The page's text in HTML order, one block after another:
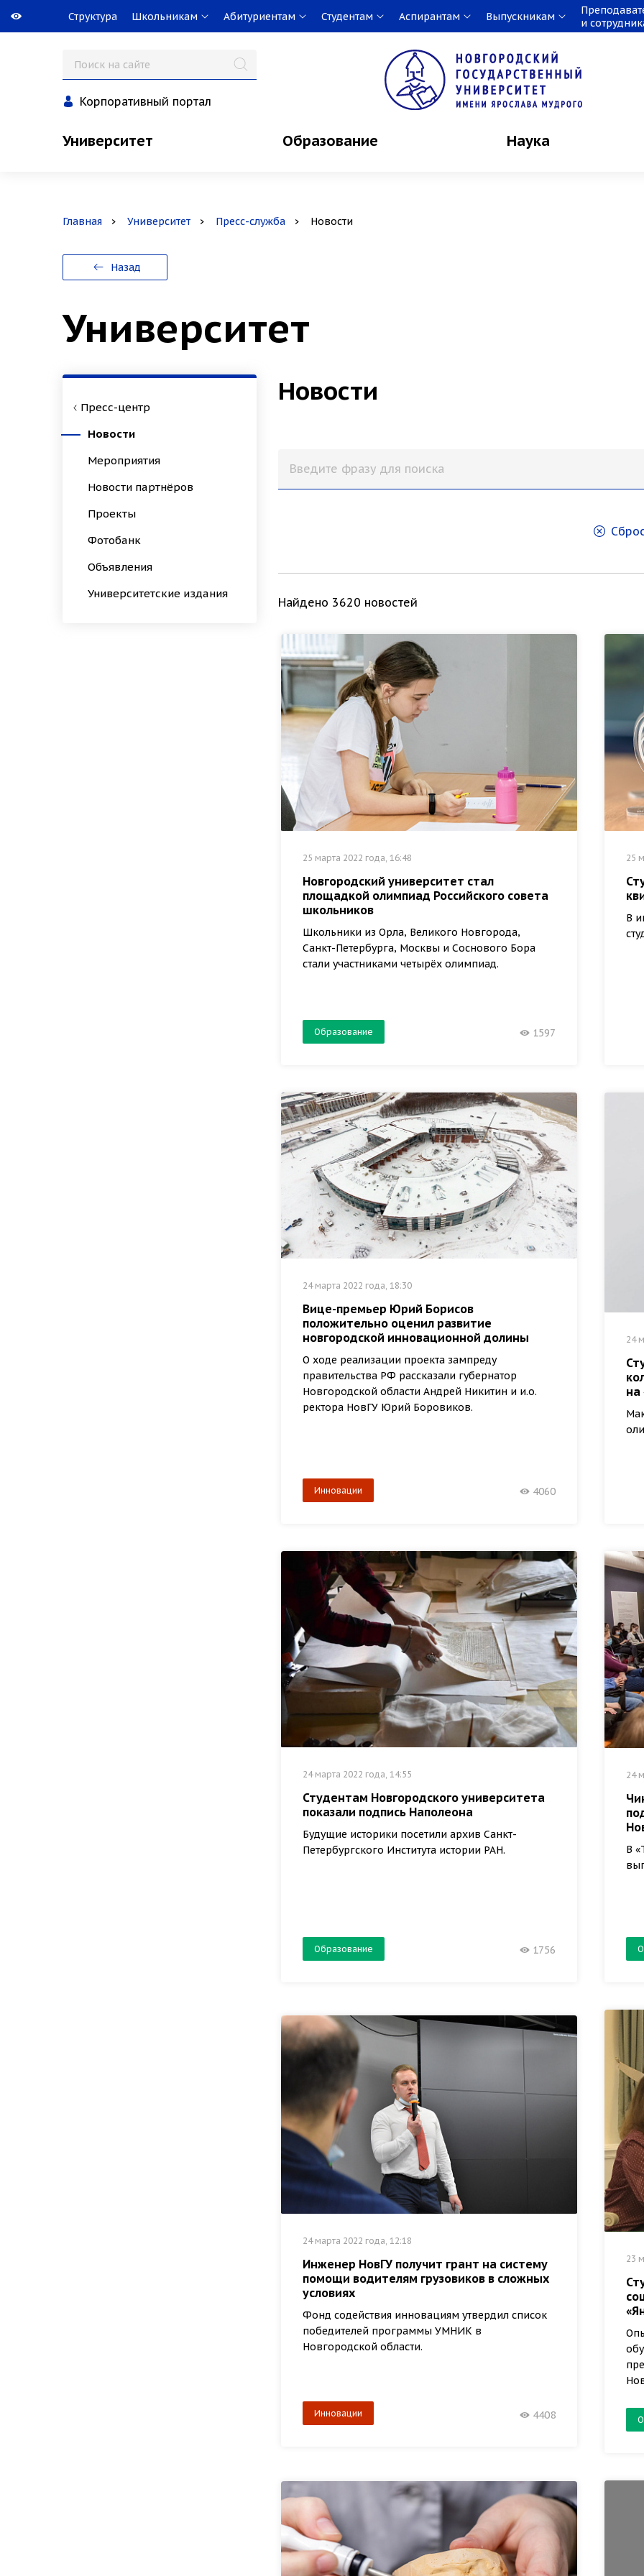
Структура Школьникам Абитуриентам Студентам Аспирантам Выпускникам
и
Корпоративный портал
Университет Образование Наука
Главная Университет Пресс-служба Новости
Назад
Университет
Пресс-центр
Новости
Мероприятия
Новости партнёров
Проекты
Фотобанк
Объявления
Университетские издания
Новости
Найдено 3620 новостей
25 марта 2022 года, 16:48
Новгородский университет стал
площадкой олимпиад Российского совета
школьников
Школьники из Орла, Великого Новгорода,
Санкт-Петербурга, Москвы и Соснового Бора
стали участниками четырёх олимпиад.
Образование 1597
25
В
24 марта 2022 года, 18:30
Вице-премьер Юрий Борисов
положительно оценил развитие
новгородской инновационной долины
О ходе реализации проекта зампреду
правительства РФ рассказали губернатор
Новгородской области Андрей Никитин и и.о.
ректора НовГУ Юрий Боровиков.
Инновации 4060
24
на
24 марта 2022 года, 14:55
Студентам Новгородского университета
показали подпись Наполеона
Будущие историки посетили архив Санкт-
Петербургского Института истории РАН.
Образование 1756
24
В
24 марта 2022 года, 12:18
Инженер НовГУ получит грант на систему
помощи водителям грузовиков в сложных
условиях
Фонд содействия инновациям утвердил список
победителей программы УМНИК в
Новгородской области.
Инновации 4408
23